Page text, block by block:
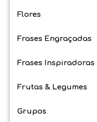
Flores
Frases Engraçadas
Frases Inspiradoras
Frutas & Legumes
Grupos